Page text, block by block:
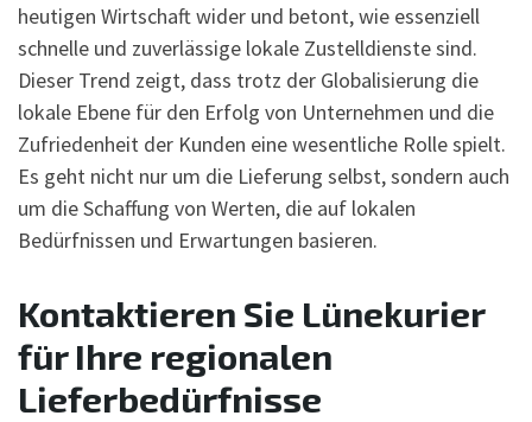
heutigen Wirtschaft wider und betont, wie essenziell
schnelle und zuverlässige lokale Zustelldienste sind.
Dieser Trend zeigt, dass trotz der Globalisierung die
lokale Ebene für den Erfolg von Unternehmen und die
Zufriedenheit der Kunden eine wesentliche Rolle spielt.
Es geht nicht nur um die Lieferung selbst, sondern auch
um die Schaffung von Werten, die auf lokalen
Bedürfnissen und Erwartungen basieren.
Kontaktieren Sie Lünekurier
für Ihre regionalen
Lieferbedürfnisse